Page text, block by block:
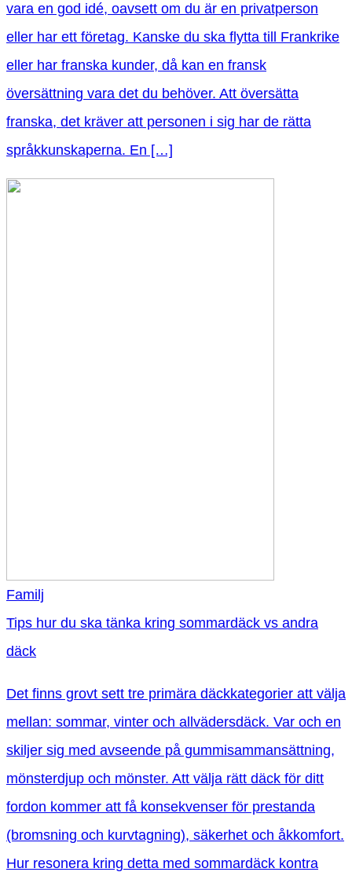
vara en god idé, oavsett om du är en privatperson
eller har ett företag. Kanske du ska flytta till Frankrike
eller har franska kunder, då kan en fransk
översättning vara det du behöver. Att översätta
franska, det kräver att personen i sig har de rätta
språkkunskaperna. En […]
Familj
Tips hur du ska tänka kring sommardäck vs andra
däck
Det finns grovt sett tre primära däckkategorier att välja
mellan: sommar, vinter och allvädersdäck. Var och en
skiljer sig med avseende på gummisammansättning,
mönsterdjup och mönster. Att välja rätt däck för ditt
fordon kommer att få konsekvenser för prestanda
(bromsning och kurvtagning), säkerhet och åkkomfort.
Hur resonera kring detta med sommardäck kontra